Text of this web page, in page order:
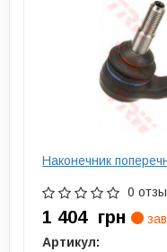
Наконечник
0
1 404 грн
Артикул: